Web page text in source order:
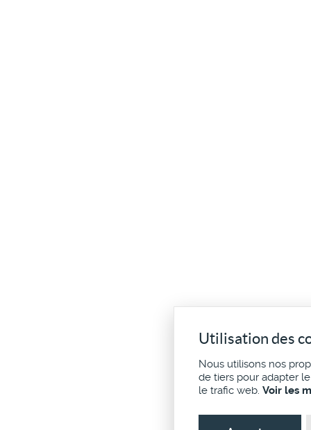
Utilisation des
Nous utilisons nos
de tiers pour adapter
le trafic web. Voir les